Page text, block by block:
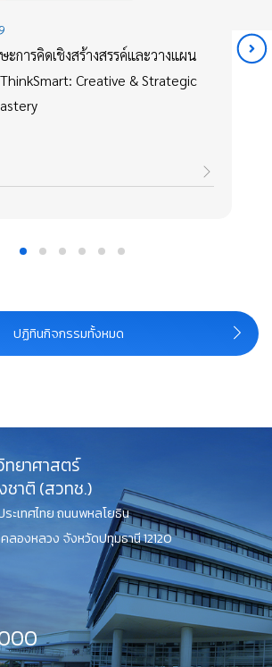
การคิดเชิงสร้างสรรค์และวางแผน
Creative & Strategic
ปฏิทินกิจกรรมทั้งหมด
ยาศาสตร์
ชาติ (สวทช.)
ระเทศไทย ถนนพหลโยธิน
ลองหลวง จังหวัดปทุมธานี 12120